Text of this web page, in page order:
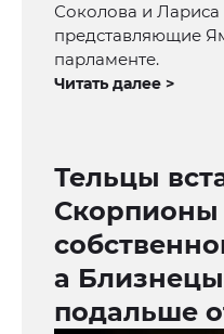
Соколова и Лариса
представляющие
парламенте.
Читать далее >
Тельцы
Скорпионы
а
подальше